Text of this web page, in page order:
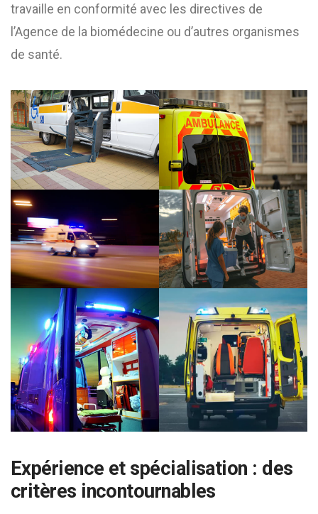
travaille en conformité avec les directives de
l’Agence de la biomédecine ou d’autres organismes
de santé.
Expérience et spécialisation : des
critères incontournables